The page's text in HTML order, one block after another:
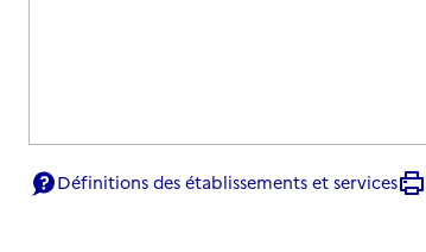
Définitions des établissements et services